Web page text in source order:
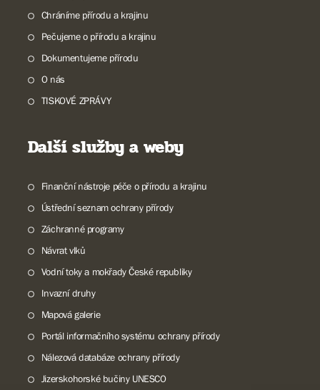
Chráníme přírodu a krajinu
Pečujeme o přírodu a krajinu
Dokumentujeme přírodu
O nás
TISKOVÉ ZPRÁVY
Další služby a weby
Finanční nástroje péče o přírodu a krajinu
Ústřední seznam ochrany přírody
Záchranné programy
Návrat vlků
Vodní toky a mokřady České republiky
Invazní druhy
Mapová galerie
Portál informačního systému ochrany přírody
Nálezová databáze ochrany přírody
Jizerskohorské bučiny UNESCO